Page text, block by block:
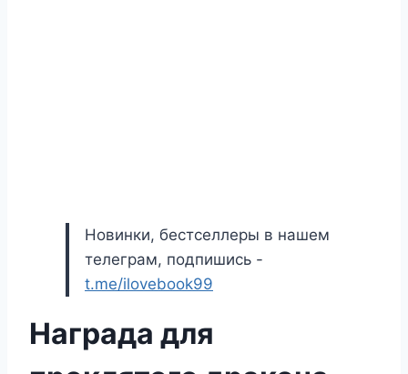
Новинки, бестселлеры в нашем
телеграм, подпишись -
t.me/ilovebook99
Награда для